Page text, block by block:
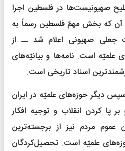
صهیونیست‌ها در فلسطین اجرا
که بخش مهمّ فلسطین رسماً به
جعلی صهیونی اعلام شد ــ از
علمیّه است. نامه‌ها و بیانیّه‌های
اسناد تاریخی است.
دیگر حوزه‌های علمیّه در ایران
پا کردن انقلاب و توجیه افکار
مردم نیز از برجسته‌ترین
علمیّه است. تحصیل‌کردگان